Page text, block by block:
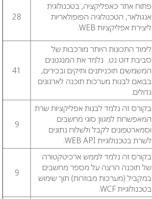
פתוח אתר כאפליקציה, בטכנולוגית
אנגולאר, הטכנולוגיה הפופולאריות
ליצירת אפליקציות WEB.
28
לימוד התכונות היותר מורכבות של
סביבת דוט נט. נלמד את המנגנונים
המשמשים תוכניתנים ותיקים ובכירים,
בבואם לבנות מערכות תוכנה לארגונים
גדולים.
41
בקורס זה נלמד לבנות אפליקציות שרת
המאפשרות למגוון סוגי מחשבים
וסמארטפונים לקבל ולשלוח נתונים
לשרת בטכנולוגיית WEB API.
9
בקורס זה נלמד לממש ארכיטקטורה
של תוכנה הרצה על מספר מחשבים
במקביל (מערכות מבוזרות) תוך שימוש
בטכנולוגיית WCF.
9